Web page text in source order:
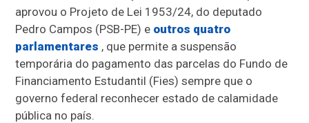
aprovou o Projeto de Lei 1953/24, do deputado
Pedro Campos (PSB-PE) e outros quatro
parlamentares , que permite a suspensão
temporária do pagamento das parcelas do Fundo de
Financiamento Estudantil (Fies) sempre que o
governo federal reconhecer estado de calamidade
pública no país.